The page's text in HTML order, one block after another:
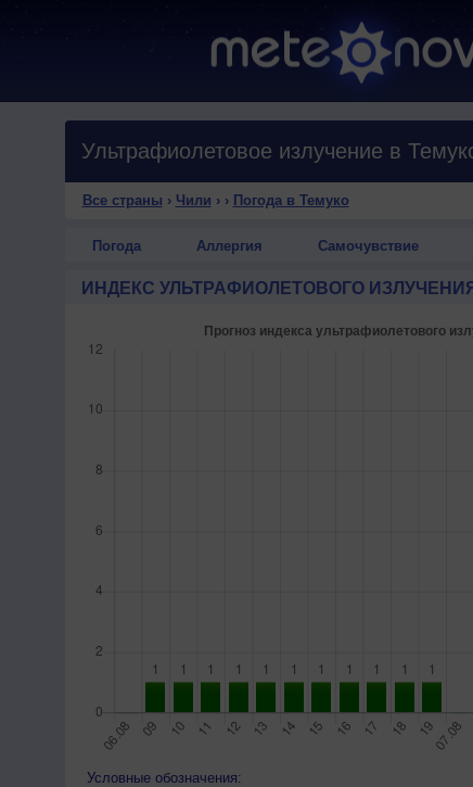
Ультрафиолетовое излучение в
Все страны › Чили › › Погода в Темуко
Погода Аллергия Самочувствие
ИНДЕКС УЛЬТРАФИОЛЕТОВОГО
Условные обозначения: